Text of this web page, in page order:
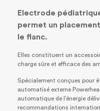
Electrode
permet un
le flanc.
Elles constituent un
charge sûre et efficace des
Spécialement conçues pour
automatisé externe
automatique de l’énergie
recommandations